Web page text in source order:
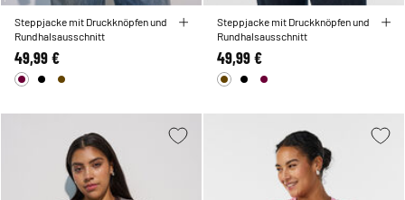
Steppjacke mit Druckknöpfen und
Rundhalsausschnitt
49,99 €
Steppjacke mit Druckknöpfen und
Rundhalsausschnitt
49,99 €